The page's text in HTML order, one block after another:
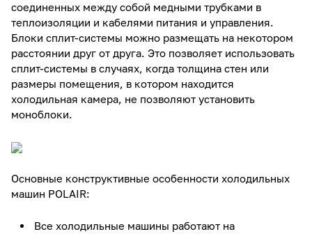
соединенных между собой медными трубками в
теплоизоляции и кабелями питания и управления.
Блоки сплит-системы можно размещать на некотором
расстоянии друг от друга. Это позволяет использовать
сплит-системы в случаях, когда толщина стен или
размеры помещения, в котором находится
холодильная камера, не позволяют установить
моноблоки.
Основные конструктивные особенности холодильных
машин POLAIR:
Все холодильные машины работают на